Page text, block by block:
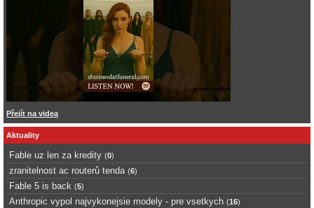
Přejít na videa
Aktuality
Fable uz len za kredity (0)
zranitelnost ac routerů tenda (6)
Fable 5 is back (5)
Anthropic vypol najvykonejsie modely - pre vsetkych (16)